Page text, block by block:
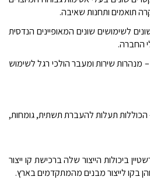
לשימושים שונים המאופיינים הנדסית
החברה.
– מנהרות שירות ומעבר הולכי רגל לשימוש
הכוללות תעלות להעברת תשתית, גומחות,
ביכולות הייצור שלה ברכישת קו ייצור
בקו לייצור מבנים מהמתקדמים בארץ.